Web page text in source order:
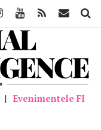
| Evenimentele FI
Youtube Feed Mail